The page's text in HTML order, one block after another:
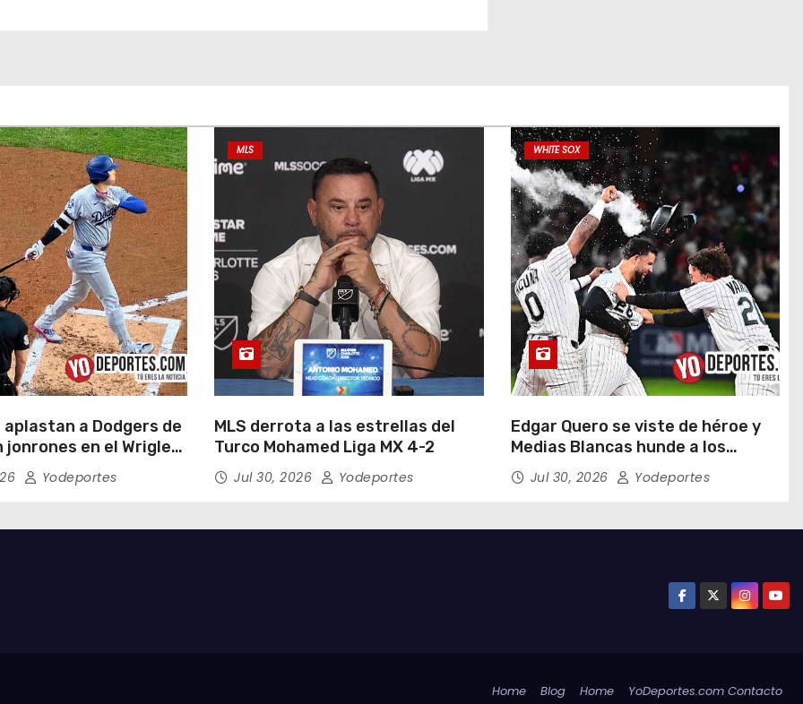
a Dodgers de
jonrones en el Wrigley
Yodeportes
MLS
MLS derrota a las estrellas del
Turco Mohamed Liga MX 4-2
Jul 30, 2026 Yodeportes
WHITE SOX
Edgar Quero se viste de héroe y
Medias Blancas hunde a los
Yankees de Nueva York en doce
entradas
Jul 30, 2026 Yodeportes
Home Blog Home YoDeportes.com Contacto